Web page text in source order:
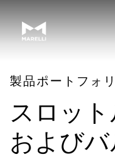
製品ポートフォ
スロッ
および